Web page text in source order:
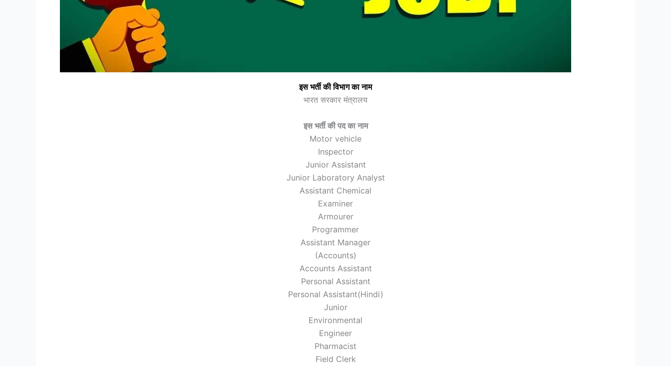
इस भर्ती की विभाग का नाम
भारत सरकार मंत्रालय
इस भर्ती की पद का नाम
Motor vehicle
Inspector
Junior Assistant
Junior Laboratory Analyst
Assistant Chemical
Examiner
Armourer
Programmer
Assistant Manager
(Accounts)
Accounts Assistant
Personal Assistant
Personal Assistant(Hindi)
Junior
Environmental
Engineer
Pharmacist
Field Clerk